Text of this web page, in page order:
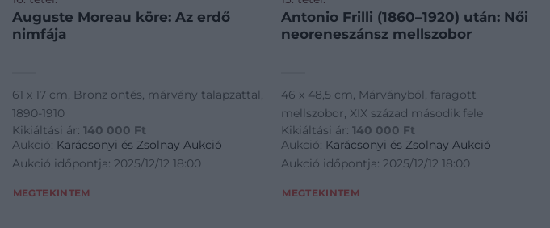
Auguste Moreau köre: Az erdő
nimfája
61 x 17 cm, Bronz öntés, márvány talapzattal,
1890-1910
Kikiáltási ár: 140 000 Ft
Aukció: Karácsonyi és Zsolnay Aukció
Aukció időpontja: 2025/12/12 18:00
MEGTEKINTEM
Antonio Frilli (1860–1920) után: Női
neoreneszánsz mellszobor
46 x 48,5 cm, Márványból, faragott
mellszobor, XIX század második fele
Kikiáltási ár:140 000 Ft
Aukció: Karácsonyi és Zsolnay Aukció
Aukció időpontja: 2025/12/12 18:00
MEGTEKINTEM